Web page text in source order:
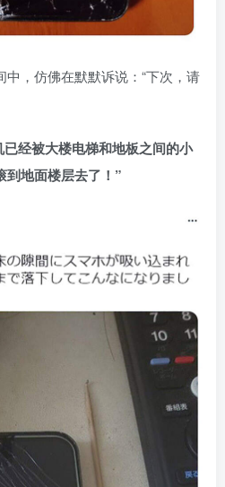
，仿佛在默默诉说：“下次，请
已经被大楼电梯和地板之间的小
到地面楼层去了！”